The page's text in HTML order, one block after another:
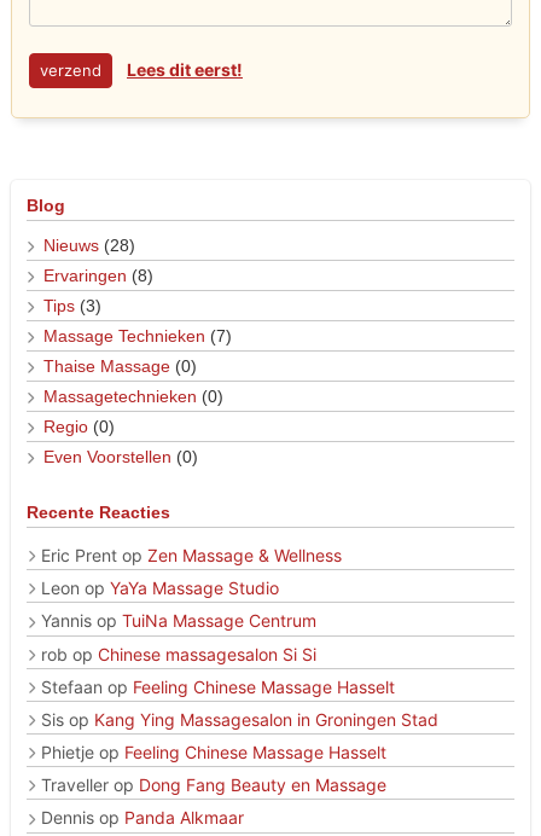
Lees dit eerst!
Blog
Nieuws (28)
Ervaringen (8)
Tips (3)
Massage Technieken (7)
Thaise Massage (0)
Massagetechnieken (0)
Regio (0)
Even Voorstellen (0)
Recente Reacties
Eric Prent op Zen Massage & Wellness
Leon op YaYa Massage Studio
Yannis op TuiNa Massage Centrum
rob op Chinese massagesalon Si Si
Stefaan op Feeling Chinese Massage Hasselt
Sis op Kang Ying Massagesalon in Groningen Stad
Phietje op Feeling Chinese Massage Hasselt
Traveller op Dong Fang Beauty en Massage
Dennis op Panda Alkmaar